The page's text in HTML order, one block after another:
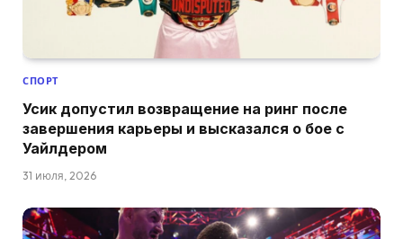
СПОРТ
Усик допустил возвращение на ринг после
завершения карьеры и высказался о бое с
Уайлдером
31 июля, 2026